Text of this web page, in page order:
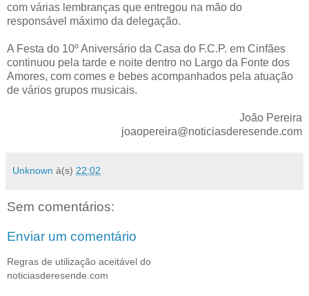
com várias lembranças que entregou na mão do
responsável máximo da delegação.
A Festa do 10º Aniversário da Casa do F.C.P. em Cinfães
continuou pela tarde e noite dentro no Largo da Fonte dos
Amores, com comes e bebes acompanhados pela atuação
de vários grupos musicais.
João Pereira
joaopereira@noticiasderesende.com
Unknown à(s) 22:02
Sem comentários:
Enviar um comentário
Regras de utilização aceitável do
noticiasderesende.com